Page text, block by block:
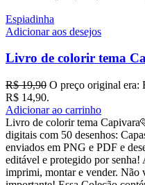
Espiadinha
Adicionar aos desejos
Livro de colorir tema
R$19,90 O preço original era:
R$ 14,90.
Adicionar ao carrinho
Livro de colorir tema
digitais com 50 desenhos:
enviados em PNG e PDF e
editável e protegido por
imprimi, montar e vender. Não